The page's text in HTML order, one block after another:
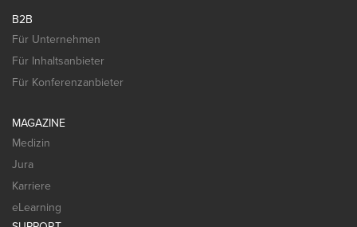
B2B
Für Unternehmen
Für Inhaltsanbieter
Für Konferenzanbieter
MAGAZINE
Medizin
Jura
Karriere
eLearning